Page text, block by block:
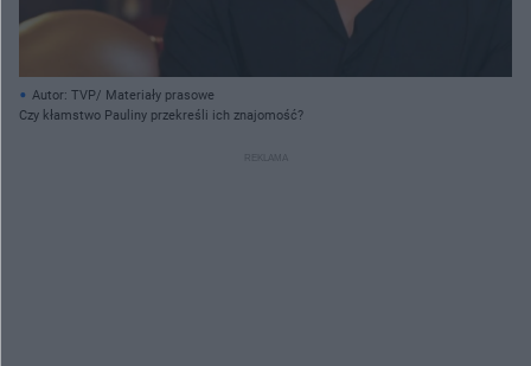
Autor: TVP/ Materiały prasowe
Czy kłamstwo Pauliny przekreśli ich znajomość?